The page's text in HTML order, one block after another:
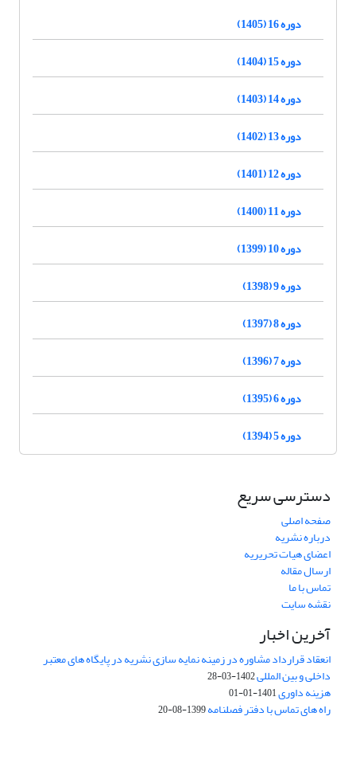
دوره 16 (1405)
دوره 15 (1404)
دوره 14 (1403)
دوره 13 (1402)
دوره 12 (1401)
دوره 11 (1400)
دوره 10 (1399)
دوره 9 (1398)
دوره 8 (1397)
دوره 7 (1396)
دوره 6 (1395)
دوره 5 (1394)
دسترسی سریع
صفحه اصلی
درباره نشریه
اعضای هیات تحریریه
ارسال مقاله
تماس با ما
نقشه سایت
آخرین اخبار
انعقاد قرارداد مشاوره در زمینه نمایه سازی نشریه در پایگاه های معتبر
داخلی و بین المللی1402-03-28
هزینه داوری1401-01-01
راه های تماس با دفتر فصلنامه1399-08-20